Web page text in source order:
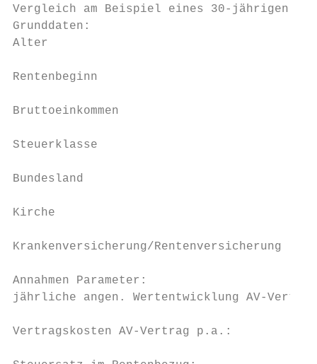
Vergleich am Beispiel eines 30-jährigen
Grunddaten:
Alter
Rentenbeginn
Bruttoeinkommen
Steuerklasse
Bundesland
Kirche
Krankenversicherung/
Annahmen Parameter:
jährliche angen. Wertentwicklung AV-
Vertragskosten AV-Vertrag p.a.: